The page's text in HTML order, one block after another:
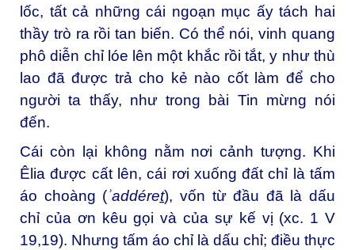
lốc, tất cả những cái ngoạn mục ấy tách hai
thầy trò ra rồi tan biến. Có thể nói, vinh quang
phô diễn chỉ lóe lên một khắc rồi tắt, y như thù
lao đã được trả cho kẻ nào cốt làm để cho
người ta thấy, như trong bài Tin mừng nói
đến.
Cái còn lại không nằm nơi cảnh tượng. Khi
Êlia được cất lên, cái rơi xuống đất chỉ là tấm
áo choàng (ʾaddéreṯ), vốn từ đầu đã là dấu
chỉ của ơn kêu gọi và của sự kế vị (xc. 1 V
19,19). Nhưng tấm áo chỉ là dấu chỉ; điều thực